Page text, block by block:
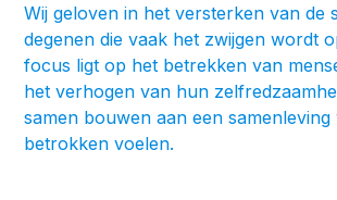
Wij geloven in het versterken van de
degenen die vaak het zwijgen wordt
focus ligt op het betrekken van
het verhogen van hun
samen bouwen aan een
betrokken voelen.